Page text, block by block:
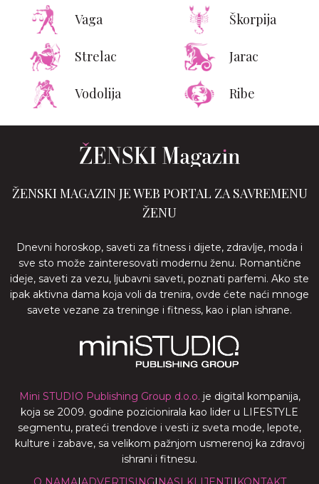
Vaga Škorpija
Strelac Jarac
Vodolija Ribe
ŽENSKI MAGAZIN JE WEB PORTAL ZA SAVREMENU
ŽENU
Dnevni horoskop, saveti za fitness i dijete, zdravlje, moda i
sve sto može zainteresovati modernu ženu. Romantične
ideje, saveti za vezu, ljubavni saveti, poznati parfemi. Ako ste
ipak aktivna dama koja voli da trenira, ovde ćete naći mnoge
savete vezane za treninge i fitness, kao i plan ishrane.
Mini STUDIO Publishing Group d.o.o. je digital kompanija,
koja se 2009. godine pozicionirala kao lider u LIFESTYLE
segmentu, prateći trendove i vesti iz sveta mode, lepote,
kulture i zabave, sa velikom pažnjom usmerenoj ka zdravoj
ishrani i fitnesu.